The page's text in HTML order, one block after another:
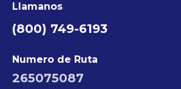
Llamanos
(800) 749-6193
Numero de Ruta
265075087